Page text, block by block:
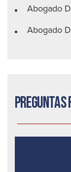
Abogado
Abogado